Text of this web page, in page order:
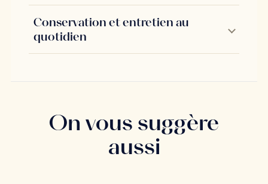
Conservation et entretien au
quotidien
On vous suggère
aussi